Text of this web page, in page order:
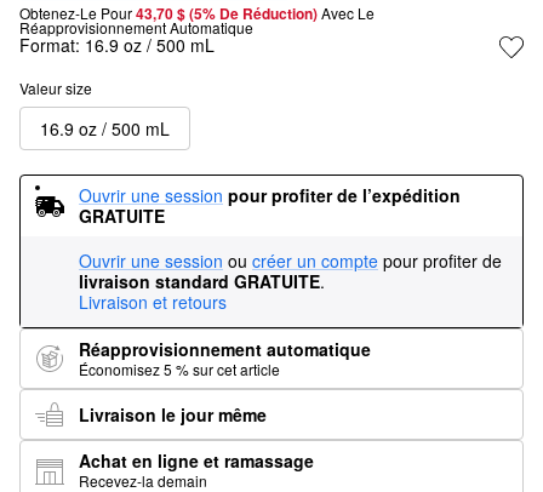
Obtenez-Le Pour43,70 $ (5% De Réduction) Avec Le
Réapprovisionnement Automatique
Format: 16.9 oz / 500 mL
Valeur size
16.9 oz / 500 mL
Ouvrir une session pour profiter de l’expédition
GRATUITE
Ouvrir une session ou créer un compte pour profiter de
livraison standard GRATUITE.
Livraison et retours
Réapprovisionnement automatique
Économisez 5 % sur cet article
Livraison le jour même
Achat en ligne et ramassage
Recevez-la demain